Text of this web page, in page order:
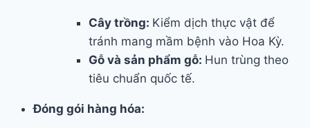
Cây trồng: Kiểm dịch thực vật để
tránh mang mầm bệnh vào Hoa Kỳ.
Gỗ và sản phẩm gỗ: Hun trùng theo
tiêu chuẩn quốc tế.
Đóng gói hàng hóa: